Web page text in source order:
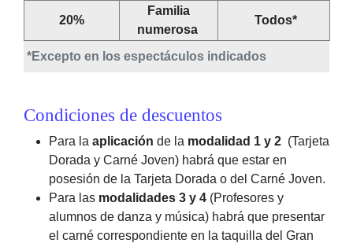
*Excepto en los espectáculos indicados
20%
Familia
numerosa
Todos*
Condiciones de descuentos
Para la aplicación de la modalidad 1 y 2 (Tarjeta
Dorada y Carné Joven) habrá que estar en
posesión de la Tarjeta Dorada o del Carné Joven.
Para las modalidades 3 y 4 (Profesores y
alumnos de danza y música) habrá que presentar
el carné correspondiente en la taquilla del Gran